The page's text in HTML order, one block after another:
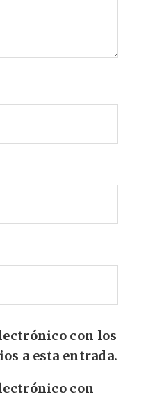
con los
a esta entrada.
con